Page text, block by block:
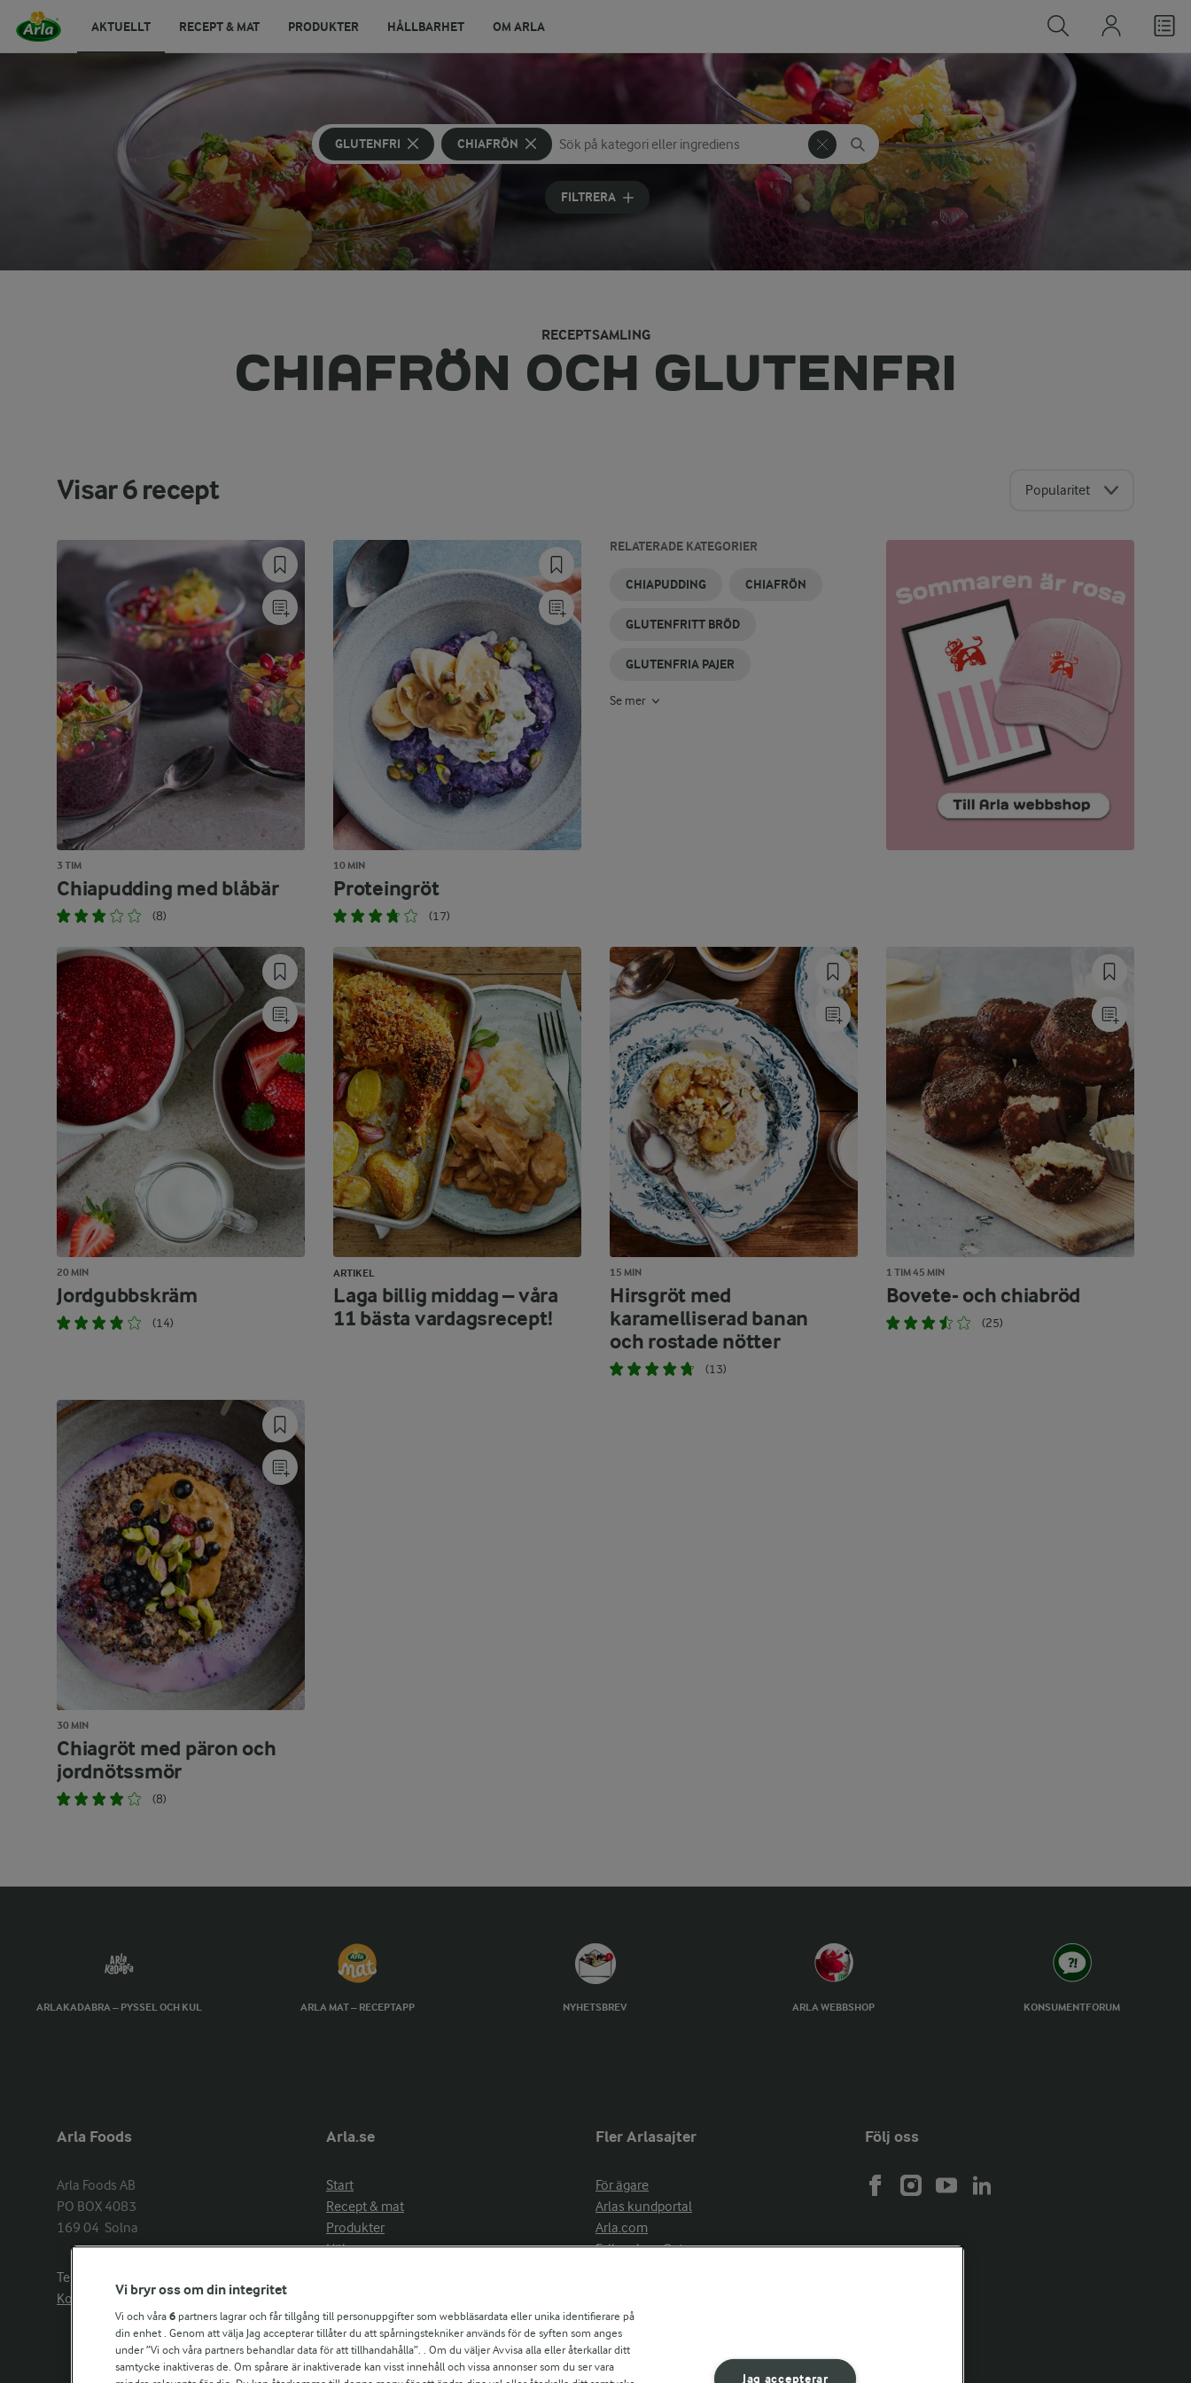
AKTUELLT RECEPT & MAT PRODUKTER HÅLLBARHET OM ARLA
GLUTENFRI CHIAFRÖN
Sök på kategori eller ingrediens
Skriv in sökord för att få förslag
FILTRERA
RECEPTSAMLING
CHIAFRÖN OCH GLUTENFRI
Visar6recept Popularitet
3 TIM
Chiapudding med blåbär
(8)
10 MIN
Proteingröt
(17)
RELATERADE KATEGORIER
CHIAPUDDING CHIAFRÖN
GLUTENFRITT BRÖD
GLUTENFRIA PAJER
GLUTENFRI
PAJDEG
GLUTENFRI
SOCKERKAKA
GLUTENFRIA
SMULPAJER
GLUTENFRI
KLADDKAKA
GLUTENFRI
PASTA
GLUTENFRIA
TÅRTOR
Se mer
20 MIN
Jordgubbskräm
(14)
ARTIKEL
Laga billig middag – våra
11 bästa vardagsrecept!
15 MIN
Hirsgröt med
karamelliserad banan
och rostade nötter
(13)
1 TIM 45 MIN
Bovete- och chiabröd
(25)
30 MIN
Chiagröt med päron och
jordnötssmör
(8)
ARLAKADABRA – PYSSEL OCH KUL ARLA MAT – RECEPTAPP NYHETSBREV ARLA WEBBSHOP KONSUMENTFORUM
Arla Foods
Arla Foods AB
PO BOX 4083
169 04  Solna
Telefon:
Kontakta oss
Arla.se
Start
Recept & mat
Produkter
Hälsa
Aktuellt
Om Arla
Nyheter & press
Jobb & karriär
Fler Arlasajter
För ägare
Arlas kundportal
Arla.com
Falbygdens Ost
Följ oss
Vi bryr oss om din integritet
Vi och våra 6 partners lagrar och får tillgång till personuppgifter som webbläsardata eller unika identifierare på
din enhet . Genom att välja Jag accepterar tillåter du att spårningstekniker används för de syften som anges
under ”Vi och våra partners behandlar data för att tillhandahålla”. . Om du väljer Avvisa alla eller återkallar ditt
samtycke inaktiveras de. Om spårare är inaktiverade kan visst innehåll och vissa annonser som du ser vara
Jag accepterar